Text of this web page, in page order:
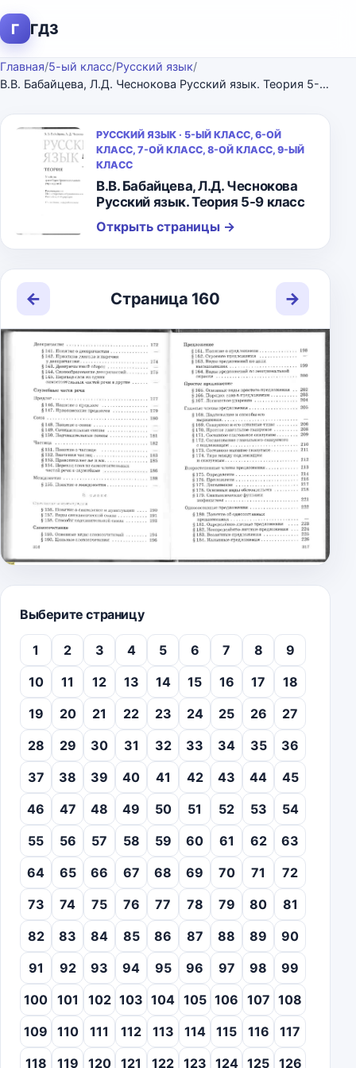
Г ГДЗ
Главная/5-ый класс/Русский язык/
В.В. Бабайцева, Л.Д. Чеснокова Русский язык. Теория 5-9 класс
РУССКИЙ ЯЗЫК · 5-ЫЙ КЛАСС, 6-ОЙ
КЛАСС, 7-ОЙ КЛАСС, 8-ОЙ КЛАСС, 9-ЫЙ
КЛАСС
В.В. Бабайцева, Л.Д. Чеснокова
Русский язык. Теория 5-9 класс
Открыть страницы →
← Страница 160 →
Выберите страницу
1 2 3 4 5 6 7 8
9
10
11 12 13 14 15 16 17
18
19
20 21 22 23 24 25 26
27
28
29 30 31 32 33 34 35
36
37
38 39 40 41 42 43 44
45
46
47 48 49 50 51 52 53
54
55
56 57 58 59 60 61 62
63
64
65 66 67 68 69 70 71
72
73
74 75 76 77 78 79 80
81
82
83 84 85 86 87 88 89
90
91
92 93 94 95 96 97 98
99
100 101 102 103 104 105 106 107 108
109
110 111 112 113 114 115 116
117
118
119 120 121 122 123 124 125 126